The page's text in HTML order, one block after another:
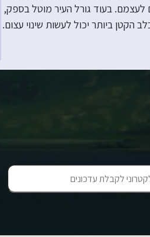
לעצמם. בעוד גורל העיר מוטל בספק,
הקטן ביותר יכול לעשות שינוי עצום.